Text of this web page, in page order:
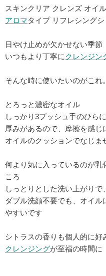
スキンクリア クレンズ オイル
アロマタイプ リフレシング
日やけ止めが欠かせない季節
いつもより丁寧にクレンジン
そんな時に使いたいのがこれ。
とろっと濃密なオイル
しっかり3プッシュ手のひら
厚みがあるので、摩擦を感じ
オイルのクッションでなじま
何より気に入っているのが乳
ころ
しっとりとした洗い上がりで、
ダブル洗顔不要でも、オイ
やすいです
シトラスの香りも個人的に
クレンジングが至福の時間に